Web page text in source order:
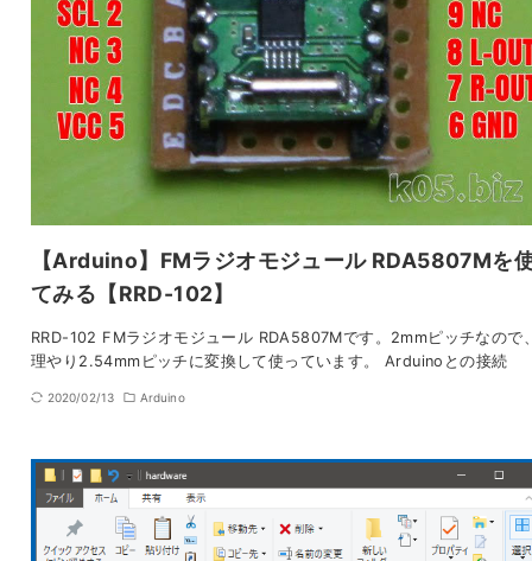
【Arduino】FMラジオモジュール RDA5807Mを
てみる【RRD-102】
RRD-102 FMラジオモジュール RDA5807Mです。2mmピッチなので
理やり2.54mmピッチに変換して使っています。 Arduinoとの接続
2020/02/13 Arduino